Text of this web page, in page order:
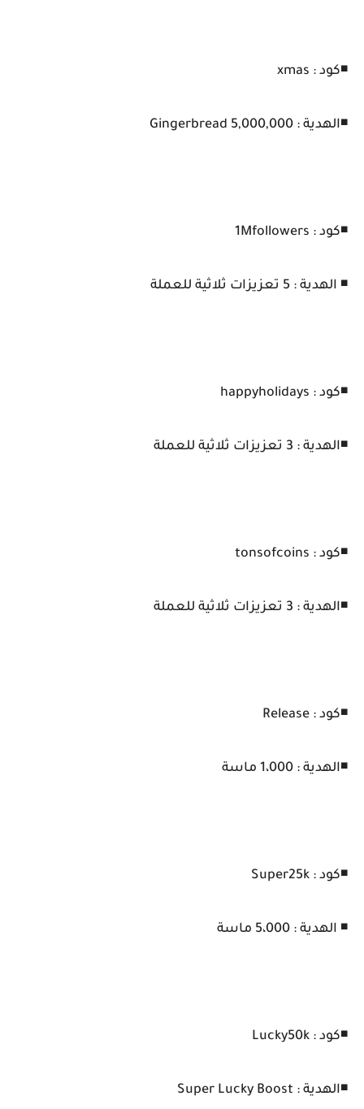
◾كود : xmas
◾الهدية : 5,000,000 Gingerbread
◾كود : 1Mfollowers
◾ الهدية : 5 تعزيزات ثلاثية للعملة
◾كود : happyholidays
◾الهدية : 3 تعزيزات ثلاثية للعملة
◾كود : tonsofcoins
◾الهدية : 3 تعزيزات ثلاثية للعملة
◾كود : Release
◾الهدية : 1،000 ماسة
◾كود : Super25k
◾ الهدية : 5،000 ماسة
◾كود : Lucky50k
◾الهدية : Super Lucky Boost